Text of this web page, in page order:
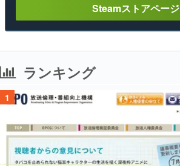
Steamストアページ
ランキング
1